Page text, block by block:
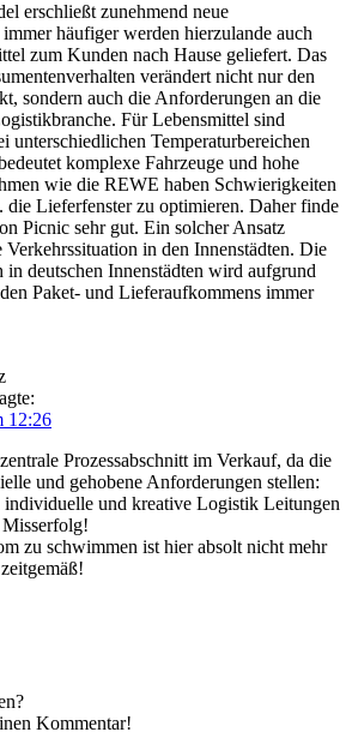
erschließt zunehmend neue
häufiger werden hierzulande auch
zum Kunden nach Hause geliefert. Das
verändert nicht nur den
sondern auch die Anforderungen an die
Für Lebensmittel sind
unterschiedlichen Temperaturbereichen
komplexe Fahrzeuge und hohe
wie die REWE haben Schwierigkeiten
Lieferfenster zu optimieren. Daher finde
Picnic sehr gut. Ein solcher Ansatz
Verkehrssituation in den Innenstädten. Die
in deutschen Innenstädten wird aufgrund
Paket- und Lieferaufkommens immer
12:26
Prozessabschnitt im Verkauf, da die
und gehobene Anforderungen stellen:
individuelle und kreative Logistik Leitungen
zu schwimmen ist hier absolt nicht mehr
Kommentar!